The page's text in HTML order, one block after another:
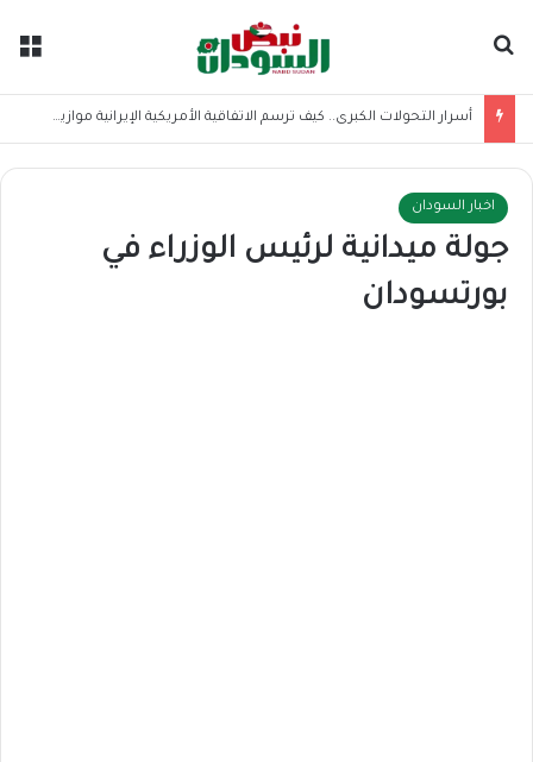
أسرار التحولات الكبرى.. كيف ترسم الاتفاقية الأمريكية الإيرانية موازين القوى بالمنطقة؟
اخبار السودان
جولة ميدانية لرئيس الوزراء في
بورتسودان